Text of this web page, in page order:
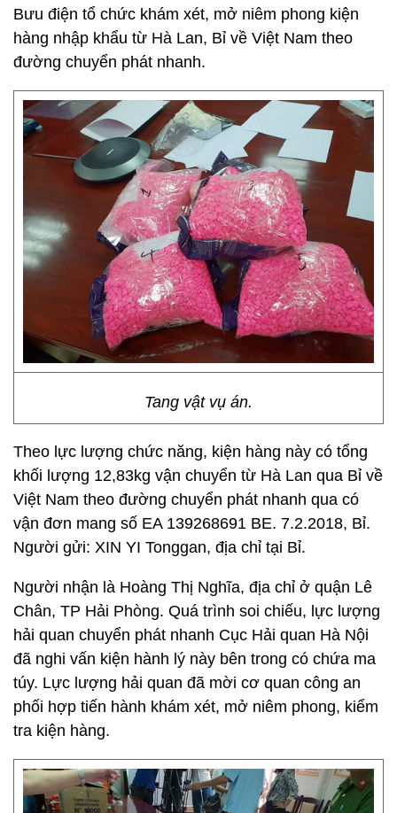
Bưu điện tổ chức khám xét, mở niêm phong kiện
hàng nhập khẩu từ Hà Lan, Bỉ về Việt Nam theo
đường chuyển phát nhanh.
Tang vật vụ án.
Theo lực lượng chức năng, kiện hàng này có tổng
khối lượng 12,83kg vận chuyển từ Hà Lan qua Bỉ về
Việt Nam theo đường chuyển phát nhanh qua có
vận đơn mang số EA 139268691 BE. 7.2.2018, Bỉ.
Người gửi: XIN YI Tonggan, địa chỉ tại Bỉ.
Người nhận là Hoàng Thị Nghĩa, địa chỉ ở quận Lê
Chân, TP Hải Phòng. Quá trình soi chiếu, lực lượng
hải quan chuyển phát nhanh Cục Hải quan Hà Nội
đã nghi vấn kiện hành lý này bên trong có chứa ma
túy. Lực lượng hải quan đã mời cơ quan công an
phối hợp tiến hành khám xét, mở niêm phong, kiểm
tra kiện hàng.